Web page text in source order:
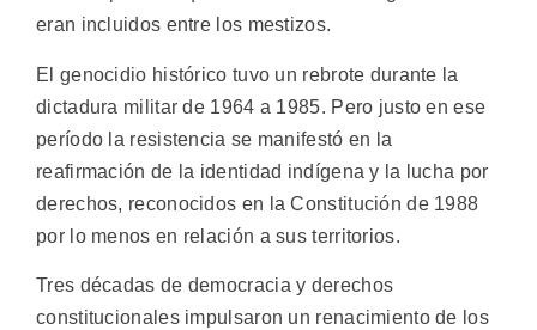
eran incluidos entre los mestizos.
El genocidio histórico tuvo un rebrote durante la
dictadura militar de 1964 a 1985. Pero justo en ese
período la resistencia se manifestó en la
reafirmación de la identidad indígena y la lucha por
derechos, reconocidos en la Constitución de 1988
por lo menos en relación a sus territorios.
Tres décadas de democracia y derechos
constitucionales impulsaron un renacimiento de los